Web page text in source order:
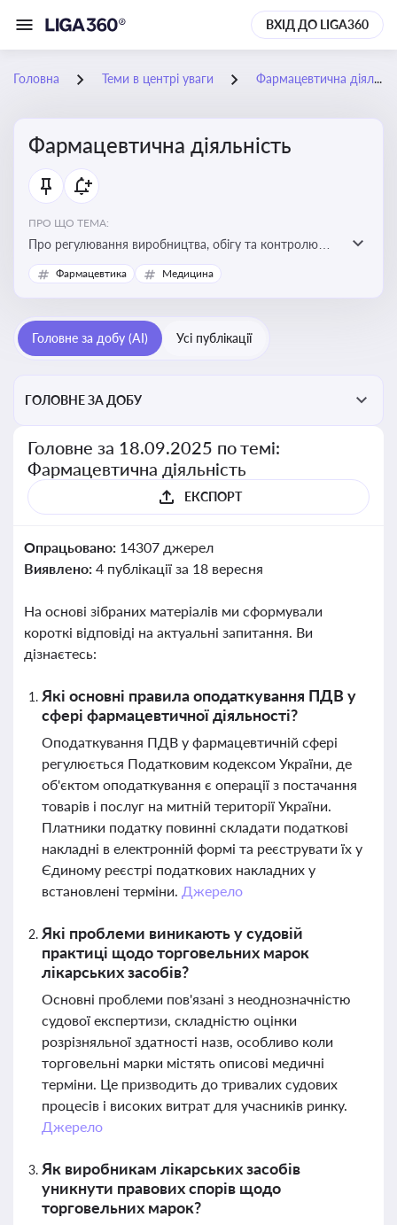
ВХІД ДО LIGA360
Головна Теми в центрі уваги Фармацевтична діяльність
Фармацевтична діяльність
ПРО ЩО ТЕМА:
Про регулювання виробництва, обігу та контролю
лікарських засобів для легальної роботи компаній та
аптек, з дотриманням стандартів якості та безпеки
Фармацевтика Медицина
Головне за добу (AI) Усі публікації
ГОЛОВНЕ ЗА ДОБУ
Головне за 18.09.2025 по темі:
Фармацевтична діяльність
ЕКСПОРТ
Опрацьовано: 14307 джерел
Виявлено: 4 публікації за 18 вересня
На основі зібраних матеріалів ми сформували
короткі відповіді на актуальні запитання. Ви
дізнаєтесь:
Які основні правила оподаткування ПДВ у
сфері фармацевтичної діяльності?
Оподаткування ПДВ у фармацевтичній сфері
регулюється Податковим кодексом України, де
об'єктом оподаткування є операції з постачання
товарів і послуг на митній території України.
Платники податку повинні складати податкові
накладні в електронній формі та реєструвати їх у
Єдиному реєстрі податкових накладних у
встановлені терміни. Джерело
Які проблеми виникають у судовій
практиці щодо торговельних марок
лікарських засобів?
Основні проблеми пов'язані з неоднозначністю
судової експертизи, складністю оцінки
розрізняльної здатності назв, особливо коли
торговельні марки містять описові медичні
терміни. Це призводить до тривалих судових
процесів і високих витрат для учасників ринку.
Джерело
Як виробникам лікарських засобів
уникнути правових спорів щодо
торговельних марок?